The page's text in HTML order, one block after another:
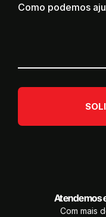
Como podemos
Atendemos
Com mais